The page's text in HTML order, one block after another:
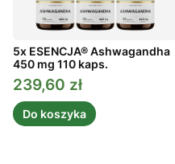
5x ESENCJA® Ashwagandha
450 mg 110 kaps.
Cena promocyjna
239,60 zł
Do koszyka